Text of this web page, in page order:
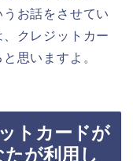
お話をさせてい
クレジットカー
思いますよ。
トカードが
が利用し